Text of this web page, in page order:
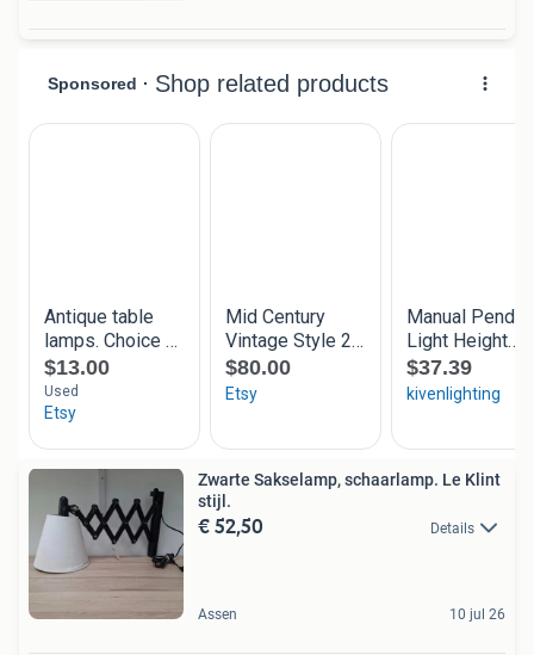
Zwarte Sakselamp, schaarlamp. Le Klint
stijl.
€ 52,50 Details
Assen 10 jul 26